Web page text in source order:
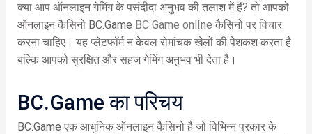
क्या आप ऑनलाइन गेमिंग के पसंदीदा अनुभव की तलाश में हैं? तो आपको
ऑनलाइन कैसिनो BC.Game BC Game onlIne कैसिनो पर विचार
करना चाहिए। यह प्लेटफॉर्म न केवल रोमांचक खेलों की पेशकश करता है
बल्कि आपको सुरक्षित और सहज गेमिंग अनुभव भी देता है।
BC.Game का परिचय
BC.Game एक आधुनिक ऑनलाइन कैसिनो है जो विभिन्न प्रकार के